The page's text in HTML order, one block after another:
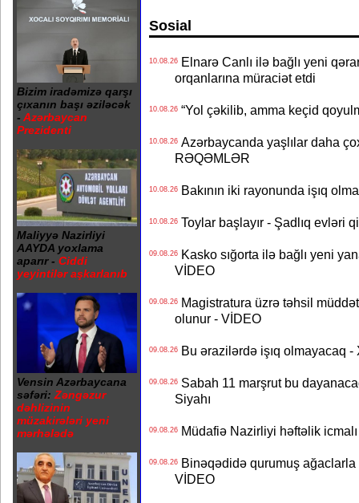
Bizim iradəmizə qarşı
çıxanın başı əziləcək
- Azərbaycan
Prezidenti
Maliyyə Nazirliyi
AAYDA yoxlama
aparır - Ciddi
yeyintilər aşkarlanıb
Vensin Azərbaycana
səfəri: Zəngəzur
dəhlizinin
müzakirələri yeni
mərhələdə
Sosial
10.08.26Elnarə Canlı ilə bağlı yeni
orqanlarına müraciət etdi
10.08.26“Yol çəkilib, amma keçid
10.08.26Azərbaycanda yaşlılar daha
RƏQƏMLƏR
10.08.26Bakının iki rayonunda işıq
10.08.26Toylar başlayır - Şadlıq evləri
09.08.26Kasko sığorta ilə bağlı yeni
VİDEO
09.08.26Magistratura üzrə təhsil
olunur - VİDEO
09.08.26Bu ərazilərdə işıq olmayacaq
09.08.26Sabah 11 marşrut bu
Siyahı
09.08.26Müdafiə Nazirliyi həftəlik
09.08.26Binəqədidə qurumuş ağaclarla
VİDEO